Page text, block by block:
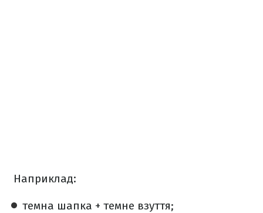
Наприклад:
темна шапка + темне взуття;